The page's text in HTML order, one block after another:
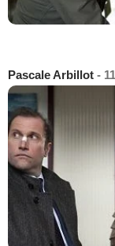
Pascale Arbillot -